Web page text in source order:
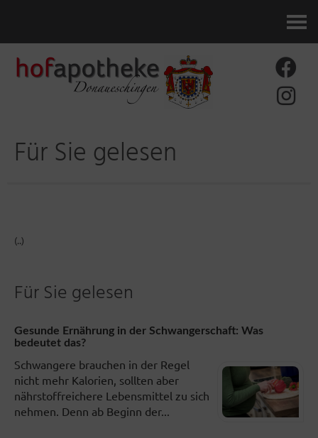
Für Sie gelesen
(..)
Für Sie gelesen
Gesunde Ernährung in der Schwangerschaft: Was
bedeutet das?
Schwangere brauchen in der Regel
nicht mehr Kalorien, sollten aber
nährstoffreichere Lebensmittel zu sich
nehmen. Denn ab Beginn der...